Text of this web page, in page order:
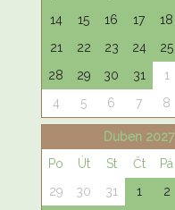
14
15 16 17 18
21
22 23 24 25
28
29 30 31 1
4
5 6 7 8
Duben 2027
Po
Út St Čt Pá
29
30 31 1 2